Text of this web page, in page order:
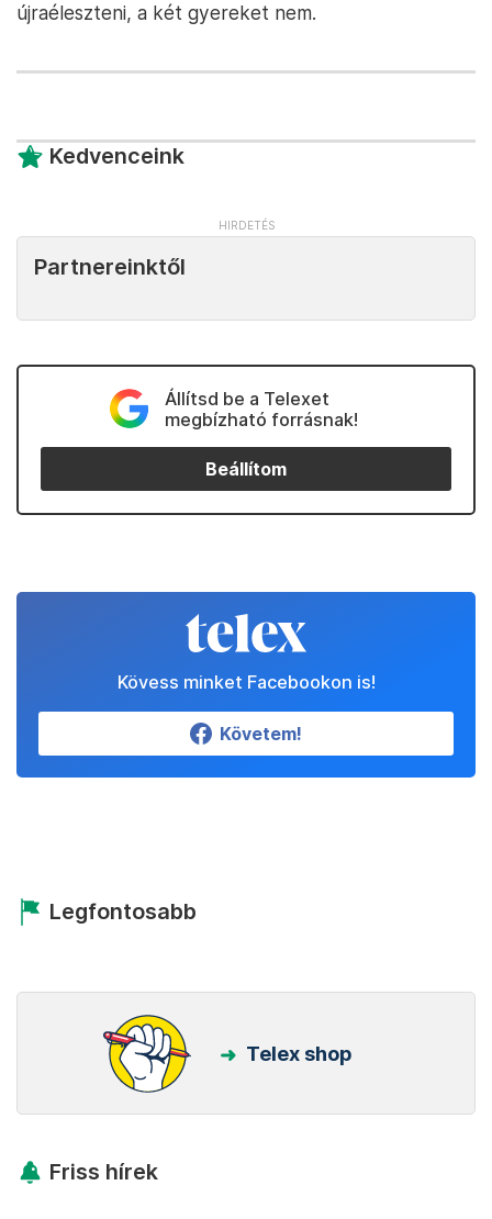
újraéleszteni, a két gyereket nem.
Kedvenceink
Partnereinktől
Állítsd be a Telexet
megbízható forrásnak!
Beállítom
Kövess minket Facebookon is!
Követem!
Legfontosabb
Telex shop
Friss hírek